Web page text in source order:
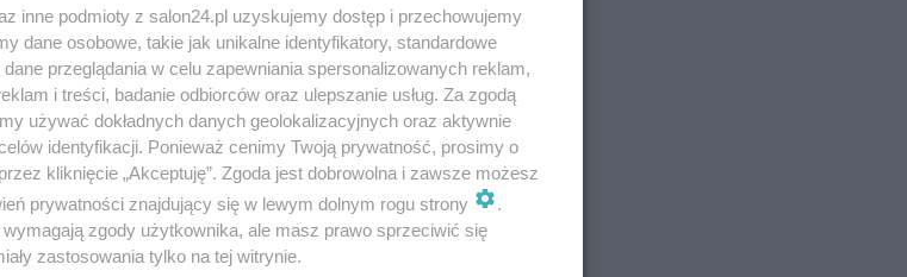
Napisz notkę
inne podmioty z salon24.pl uzyskujemy dostęp i przechowujemy
dane osobowe, takie jak unikalne identyfikatory, standardowe
przeglądania w celu zapewniania spersonalizowanych reklam,
i treści, badanie odbiorców oraz ulepszanie usług. Za zgodą
używać dokładnych danych geolokalizacyjnych oraz aktywnie
identyfikacji. Ponieważ cenimy Twoją prywatność, prosimy o
kliknięcie „Akceptuję”. Zgoda jest dobrowolna i zawsze możesz
prywatności znajdujący się w lewym dolnym rogu strony
.
zgody użytkownika, ale masz prawo sprzeciwić się
zastosowania tylko na tej witrynie.